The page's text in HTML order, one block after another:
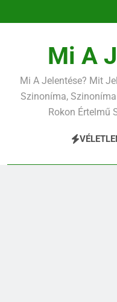
a
Mi A
Mi A Jelentése? Mit
Szinoníma,
Rokon Értelmű